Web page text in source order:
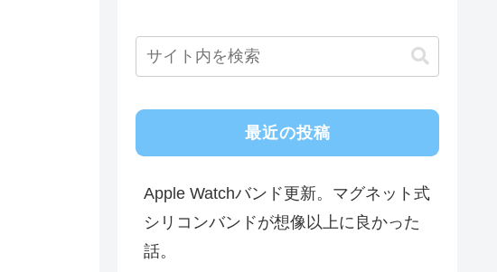
最近の投稿
Apple Watchバンド更新。マグネット式
シリコンバンドが想像以上に良かった
話。